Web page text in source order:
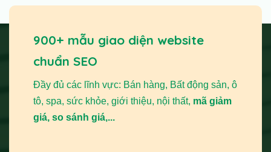
900+ mẫu giao diện website
chuẩn SEO
Đầy đủ các lĩnh vực: Bán hàng, Bất động sản, ô
tô, spa, sức khỏe, giới thiệu, nội thất, mã giảm
giá, so sánh giá,...